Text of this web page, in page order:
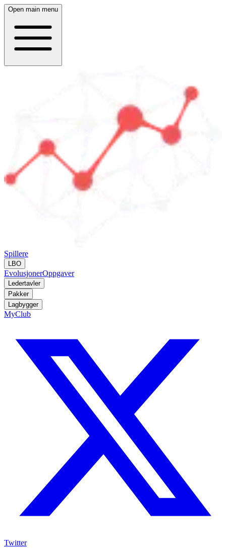
Open main menu
Spillere
LBO
EvolusjonerOppgaver
Ledertavler
Pakker
Lagbygger
MyClub
Twitter